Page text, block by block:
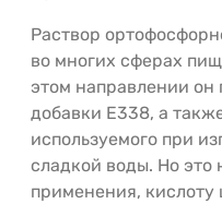
Раствор
во многих сферах
этом направлении он
добавки Е338, а
используемого при
сладкой воды. Но это
применения,